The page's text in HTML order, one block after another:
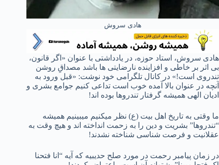
هادی سروش
هادی سروش، استاد حوزه، در یادداشتی با عنوان «اگر قانون،
بی اثر بر خاطی و افزاینده نارضایتی ها باشد مصداقِ روشن
تندروی است!» در کانال تلگرامی خود نوشت: «قبل ورود به
آنچه در عنوان بالا آمده خوب است تداعی کنیم جوامع بشری و
ادیان الهی همیشه گرفتار تندروها بوده اند!
ما وقتی به تاریخ اهل بیت (ع) نظر میکنیم میبینیم همیشه
“تندروها” بشریت و دین را به زحمت انداخته اند و هیچ وقت به
عقلانیت و فرصت شناسی شناخته نشدند!
در زمان پیامبر رحمت در مورد صلح حدیبیه که آیه “انا فتحنا